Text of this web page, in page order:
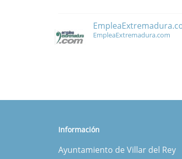
EmpleaExtremadura.com
Información
Ayuntamiento de Villar del Rey